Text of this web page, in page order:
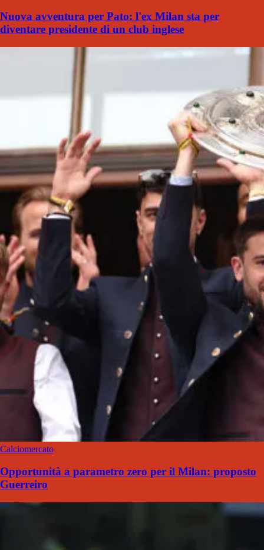
Nuova avventura per Pato: l'ex Milan sta per
diventare presidente di un club inglese
Calciomercato
Opportunità a parametro zero per il Milan: proposto
Guerreiro